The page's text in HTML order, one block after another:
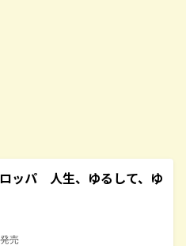
ッパ 人生、ゆるして、ゆ
売